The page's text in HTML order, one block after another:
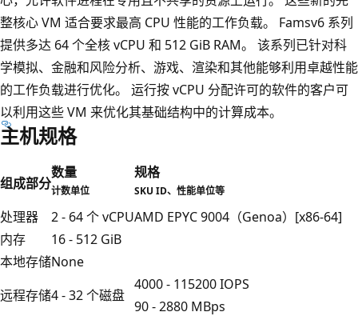
整核心 VM 适合要求最高 CPU 性能的工作负载。 Famsv6 系列
提供多达 64 个全核 vCPU 和 512 GiB RAM。 该系列已针对科
学模拟、金融和风险分析、游戏、渲染和其他能够利用卓越性能
的工作负载进行优化。 运行按 vCPU 分配许可的软件的客户可
以利用这些 VM 来优化其基础结构中的计算成本。
主机规格
组成部分
数量
计数单位
规格
SKU ID、性能单位等
处理器 2 - 64 个 vCPUAMD EPYC 9004（Genoa）[x86-64]
内存
16 - 512 GiB
本地存储None
远程存储4 - 32 个磁盘
4000 - 115200 IOPS
90 - 2880 MBps